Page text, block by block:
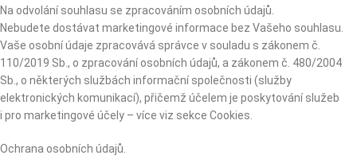
Na odvolání souhlasu se zpracováním osobních údajů.
Nebudete dostávat marketingové informace bez Vašeho souhlasu.
Vaše osobní údaje zpracovává správce v souladu s zákonem č.
110/2019 Sb., o zpracování osobních údajů, a zákonem č. 480/2004
Sb., o některých službách informační společnosti (služby
elektronických komunikací), přičemž účelem je poskytování služeb
i pro marketingové účely – více viz sekce Cookies.
Ochrana osobních údajů.